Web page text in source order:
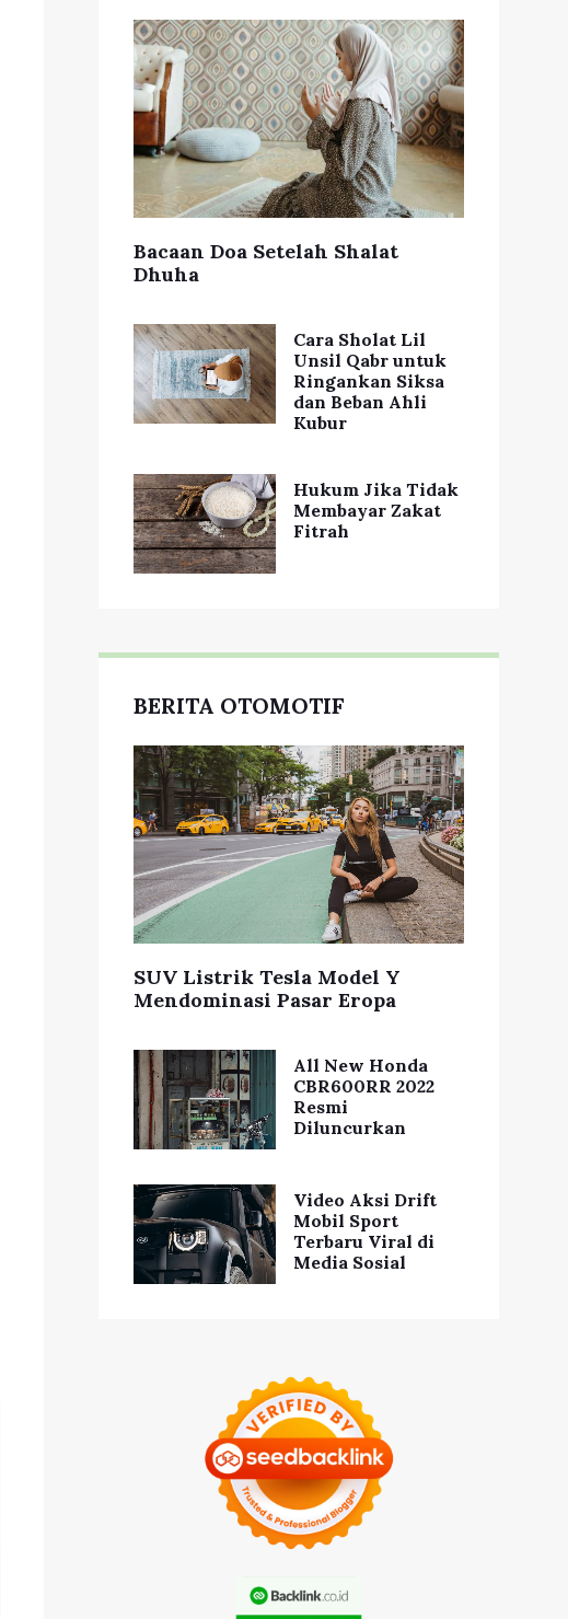
Kesehatan Tubuh
Bacaan Doa Setelah Shalat
Dhuha
Cara Sholat Lil
Unsil Qabr untuk
Ringankan Siksa
dan Beban Ahli
Kubur
Hukum Jika Tidak
Membayar Zakat
Fitrah
BERITA OTOMOTIF
SUV Listrik Tesla Model Y
Mendominasi Pasar Eropa
All New Honda
CBR600RR 2022
Resmi
Diluncurkan
Video Aksi Drift
Mobil Sport
Terbaru Viral di
Media Sosial